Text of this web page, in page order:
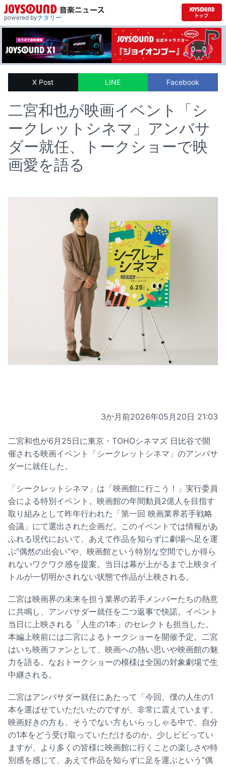
powered byナタリー
X Post LINE Facebook
二宮和也が映画イベント「シ
ークレットシネマ」アンバサ
ダー就任、トークショーで映
画愛を語る
3か月前2026年05月20日 21:03
二宮和也が6月25日に東京・TOHOシネマズ 日比谷で開
催される映画イベント「シークレットシネマ」のアンバサ
ダーに就任した。
「シークレットシネマ」は「映画館に行こう！」実行委員
会による特別イベント。映画館の年間動員2億人を目指す
取り組みとして昨年行われた「第一回 映画業界若手戦略
会議」にて選出された企画だ。このイベントでは情報があ
ふれる現代において、あえて作品を知らずに劇場へ足を運
ぶ“偶然の出会い”や、映画館という特別な空間でしか得ら
れないワクワク感を提案。当日は幕が上がるまで上映タイ
トルが一切明かされない状態で作品が上映される。
二宮は映画界の未来を担う業界の若手メンバーたちの熱意
に共鳴し、アンバサダー就任を二つ返事で快諾。イベント
当日に上映される「人生の1本」のセレクトも担当した。
本編上映前には二宮によるトークショーを開催予定。二宮
はいち映画ファンとして、映画への熱い思いや映画館の魅
力を語る。なおトークショーの模様は全国の対象劇場で生
中継される。
二宮はアンバサダー就任にあたって「今回、僕の人生の1
本を選ばせていただいたのですが、非常に震えています。
映画好きの方も、そうでない方もいらっしゃる中で、自分
の1本をどう受け取っていただけるのか。少しビビってい
ますが、より多くの皆様に映画館に行くことの楽しさや特
別感を感じて、あえて作品を知らずに足を運ぶという“偶